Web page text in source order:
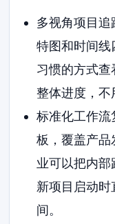
多视角项目
特图和时间线
习惯的方式
整体进度，不
标准化工作
板，覆盖产品
业可以把内
新项目启动
间。